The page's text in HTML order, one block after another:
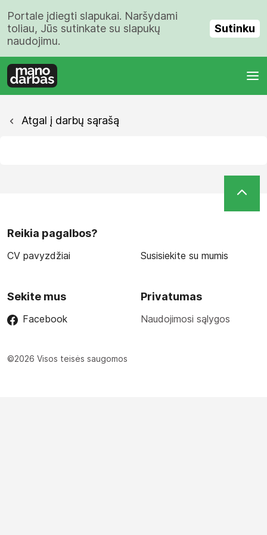
Portale įdiegti slapukai. Naršydami
toliau, Jūs sutinkate su slapukų
naudojimu.
Sutinku
Atgal į darbų sąrašą
Reikia pagalbos?
CV pavyzdžiai Susisiekite su mumis
Sekite mus
Facebook
Privatumas
Naudojimosi sąlygos
©2026 Visos teisės saugomos